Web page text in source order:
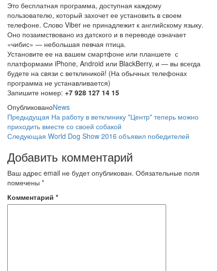
Это бесплатная программа, доступная каждому
пользователю, который захочет ее установить в своем
телефоне. Слово Viber не принадлежит к английскому языку.
Оно позаимствовано из датского и в переводе означает
«чибис» — небольшая певчая птица.
Установите ее на вашем смартфоне или планшете с
платформами iPhone, Android или BlackBerry, и — вы всегда
будете на связи с ветклиникой! (На обычных телефонах
программа не устанавливается)
Запишите номер: +7 928 127 14 15
ОпубликованоNews
Навигация
по
записям
Предыдущая
запись
Предыдущая На работу в ветклинику "Центр" теперь можно
приходить вместе со своей собакой
Следующая
Следующая World Dog Show 2016 объявил победителей
Добавить комментарий
Ваш адрес email не будет опубликован. Обязательные поля
помечены *
Комментарий *